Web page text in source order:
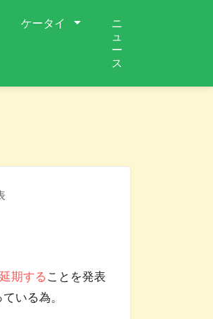
ケータイ
ニ
ュ
ー
ス
期する ことを発表
いる為。